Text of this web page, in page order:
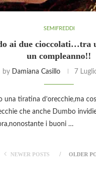
SEMIFREDDI
ai due cioccolati…tra
un compleanno!!
by Damiana Casillo 7
una tiratina d’orecchie,ma
che anche Dumbo
i buoni …
NEWER POSTS OLDER